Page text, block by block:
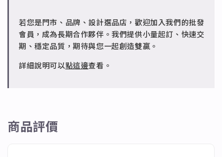
✻ 批發會員
請聯繫 LINE 客服 @jfq1926j 協助處理。
若您是門市、品牌、設計選品店，歡迎加入我們的批發
會員，成為長期合作夥伴。我們提供小量起訂、快速交
期、穩定品質，期待與您一起創造雙贏。
詳細說明可以點這邊查看。
商品評價